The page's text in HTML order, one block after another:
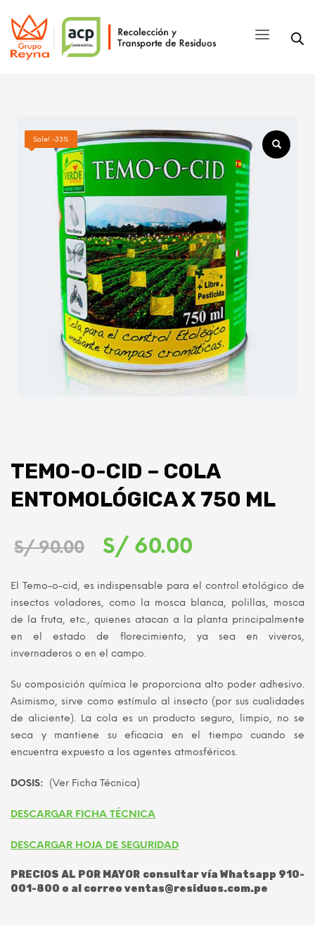
Sale! -33%
TEMO-O-CID – COLA
ENTOMOLÓGICA X 750 ML
S/90.00
El
original
era:
S/ 90.00.
S/ 60.00
actual
es:
El Temo-o-cid, es indispensable para el control etológico de
insectos voladores, como la mosca blanca, polillas, mosca
de la fruta, etc., quienes atacan a la planta principalmente
en el estado de florecimiento, ya sea en viveros,
invernaderos o en el campo.
Su composición química le proporciona alto poder adhesivo.
Asimismo, sirve como estímulo al insecto (por sus cualidades
de aliciente). La cola es un producto seguro, limpio, no se
seca y mantiene su eficacia en el tiempo cuando se
encuentra expuesto a los agentes atmosféricos.
DOSIS: (Ver Ficha Técnica)
DESCARGAR FICHA TÉCNICA
DESCARGAR HOJA DE SEGURIDAD
PRECIOS AL POR MAYOR consultar vía Whatsapp 910-
001-800 o al correo ventas@residuos.com.pe